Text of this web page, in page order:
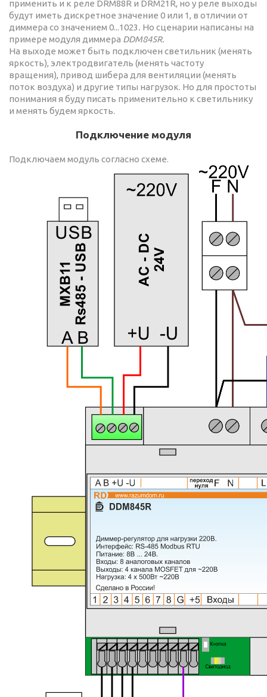
применить и к реле DRM88R и DRM21R, но у реле выходы
будут иметь дискретное значение 0 или 1, в отличии от
диммера со значением 0...1023. Но сценарии написаны на
примере модуля диммера DDM845R.
На выходе может быть подключен светильник (менять
яркость), электродвигатель (менять частоту
вращения), привод шибера для вентиляции (менять
поток воздуха) и другие типы нагрузок. Но для простоты
понимания я буду писать применительно к светильнику
и менять будем яркость.
Подключение модуля
Подключаем модуль согласно схеме.